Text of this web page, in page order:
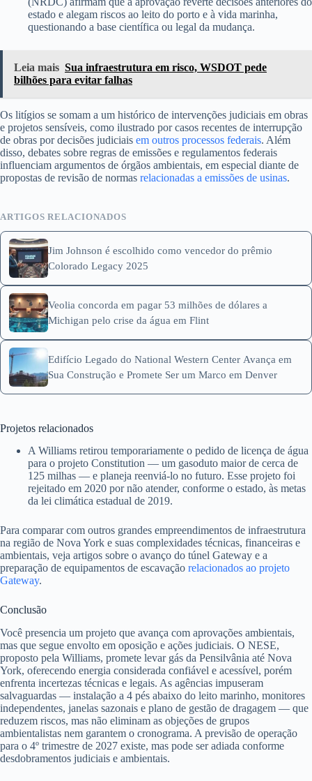
estado e alegam riscos ao leito do porto e à vida marinha,
questionando a base científica ou legal da mudança.
Leia mais Sua infraestrutura em risco, WSDOT pede
bilhões para evitar falhas
Os litígios se somam a um histórico de intervenções judiciais em obras
e projetos sensíveis, como ilustrado por casos recentes de interrupção
de obras por decisões judiciais em outros processos federais. Além
disso, debates sobre regras de emissões e regulamentos federais
influenciam argumentos de órgãos ambientais, em especial diante de
propostas de revisão de normas relacionadas a emissões de usinas.
ARTIGOS RELACIONADOS
Jim Johnson é escolhido como vencedor do prêmio
Colorado Legacy 2025
Veolia concorda em pagar 53 milhões de dólares a
Michigan pelo crise da água em Flint
Edifício Legado do National Western Center Avança em
Sua Construção e Promete Ser um Marco em Denver
Projetos relacionados
A Williams retirou temporariamente o pedido de licença de água
para o projeto Constitution — um gasoduto maior de cerca de
125 milhas — e planeja reenviá-lo no futuro. Esse projeto foi
rejeitado em 2020 por não atender, conforme o estado, às metas
da lei climática estadual de 2019.
Para comparar com outros grandes empreendimentos de infraestrutura
na região de Nova York e suas complexidades técnicas, financeiras e
ambientais, veja artigos sobre o avanço do túnel Gateway e a
preparação de equipamentos de escavação relacionados ao projeto
Gateway.
Conclusão
Você presencia um projeto que avança com aprovações ambientais,
mas que segue envolto em oposição e ações judiciais. O NESE,
proposto pela Williams, promete levar gás da Pensilvânia até Nova
York, oferecendo energia considerada confiável e acessível, porém
enfrenta incertezas técnicas e legais. As agências impuseram
salvaguardas — instalação a 4 pés abaixo do leito marinho, monitores
independentes, janelas sazonais e plano de gestão de dragagem — que
reduzem riscos, mas não eliminam as objeções de grupos
ambientalistas nem garantem o cronograma. A previsão de operação
para o 4º trimestre de 2027 existe, mas pode ser adiada conforme
desdobramentos judiciais e ambientais.